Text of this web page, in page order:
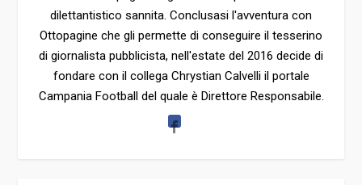
dilettantistico sannita. Conclusasi l'avventura con
Ottopagine che gli permette di conseguire il tesserino
di giornalista pubblicista, nell'estate del 2016 decide di
fondare con il collega Chrystian Calvelli il portale
Campania Football del quale è Direttore Responsabile.